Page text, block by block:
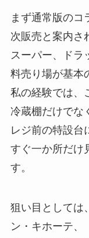
まず通常版のコ
次販売と案内さ
スーパー、ドラ
料売り場が基本
私の経験では、
冷蔵棚だけでな
レジ前の特設台
すぐ一か所だけ
す。
狙い目としては
ン・キホーテ、